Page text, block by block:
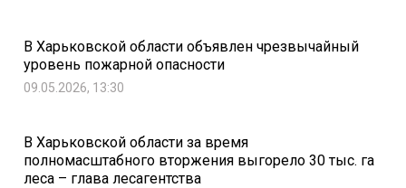
В Харьковской области объявлен чрезвычайный
уровень пожарной опасности
09.05.2026, 13:30
В Харьковской области за время
полномасштабного вторжения выгорело 30 тыс. га
леса – глава лесагентства